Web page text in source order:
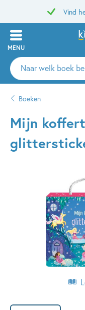
Vind
MENU
Zoeken
naar
auteurs
uitgevers
Boeken
Mijn